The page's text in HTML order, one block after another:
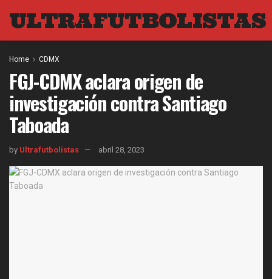
ULTRAFUTBOLISTAS
Home CDMX
FGJ-CDMX aclara origen de
investigación contra Santiago
Taboada
by Ultrafutbolistas abril 28, 2023